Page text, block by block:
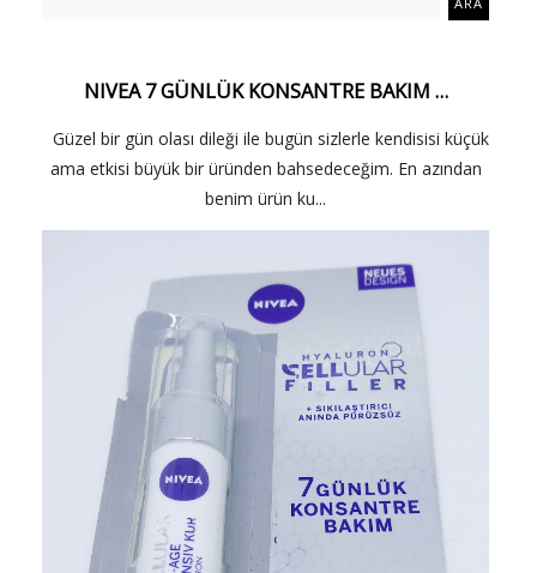
NIVEA 7 GÜNLÜK KONSANTRE BAKIM …
Güzel bir gün olası dileği ile bugün sizlerle kendisisi küçük
ama etkisi büyük bir üründen bahsedeceğim. En azından
benim ürün ku...